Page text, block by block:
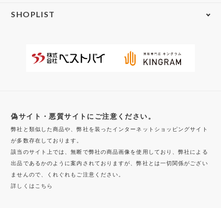
SHOPLIST
偽サイト・悪質サイトにご注意ください。
弊社と類似した商品や、弊社を装ったインターネットショッピングサイト
が多数存在しております。
該当のサイト上では、無断で弊社の商品画像を使用しており、弊社による
出品であるかのように案内されておりますが、弊社とは一切関係がござい
ませんので、くれぐれもご注意ください。
詳しくはこちら